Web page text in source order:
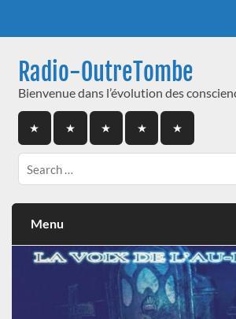
Radio-OutreTombe
Bienvenue dans l’évolution des
Menu